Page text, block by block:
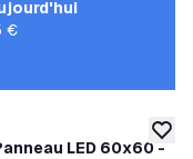
LED 60x60 -
des avis
€